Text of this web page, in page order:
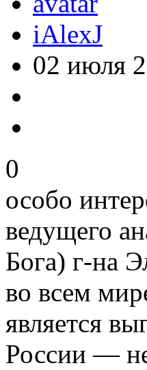
iAlexJ
02 июля
0
особо
ведущего
Бога) г-на
во всем
является
России —